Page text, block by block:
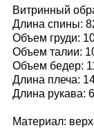
Витринный
Длина спины:
Объем груди:
Объем талии:
Объем бедер:
Длина плеча:
Длина рукава:
Материал: